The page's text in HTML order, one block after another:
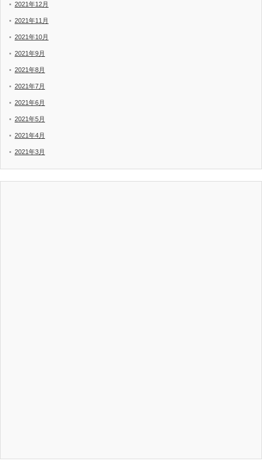
2021年12月
2021年11月
2021年10月
2021年9月
2021年8月
2021年7月
2021年6月
2021年5月
2021年4月
2021年3月